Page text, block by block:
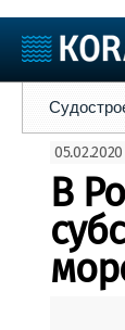
Пульс
Новости
Компании
Репутация
Работа
В